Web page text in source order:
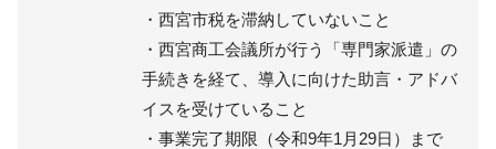
・西宮市税を滞納していないこと
・西宮商工会議所が行う「専門家派遣」の
手続きを経て、導入に向けた助言・アドバ
イスを受けていること
・事業完了期限（令和9年1月29日）まで